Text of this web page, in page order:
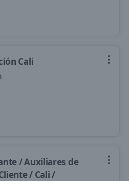
Cali
/ Auxiliares de
/ Cali /